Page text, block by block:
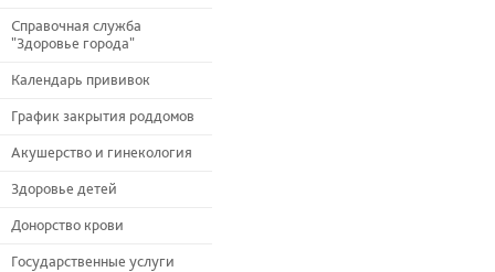
Справочная служба
"Здоровье города"
Календарь прививок
График закрытия роддомов
Акушерство и гинекология
Здоровье детей
Донорство крови
Государственные услуги